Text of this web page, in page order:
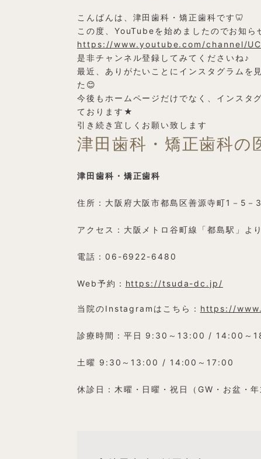
こんばんは、津田歯科・矯正歯科です🦷
この度、YouTubeを始めましたのでお知ら
https://www.youtube.com/channel/
是非チャンネル登録してみてくださいね♪
最近、ありがたいことにインスタグラムを
た😊
今後もホームページだけでなく、インスタ
ております★
引き続き宜しくお願い致します
津田歯科・矯正歯科の
津田歯科・矯正歯科
住所：大阪府大阪市都島区善源寺町1－5－
アクセス：大阪メトロ谷町線「都島駅」よ
電話：06-6922-6480
Web予約： https://tsuda-dc.jp/
当院のInstagramはこちら： https://
診療時間：平日 9:30～13:00 / 14:00～
土曜 9:30～13:00 / 14:00～17:00
休診日：木曜・日曜・祝日（GW・お盆・年